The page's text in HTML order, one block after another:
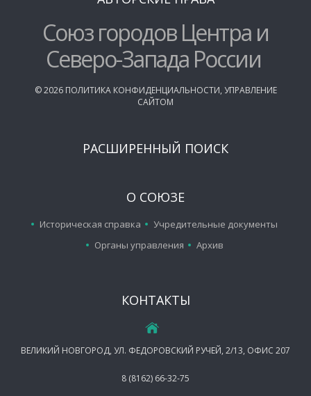
Союз городов Центра и
Северо-Запада России
©2026 ПОЛИТИКА КОНФИДЕНЦИАЛЬНОСТИ, УПРАВЛЕНИЕ
САЙТОМ
РАСШИРЕННЫЙ ПОИСК
О СОЮЗЕ
Историческая справка
Учредительные документы
Органы управления
Архив
КОНТАКТЫ
ВЕЛИКИЙ НОВГОРОД, УЛ. ФЕДОРОВСКИЙ РУЧЕЙ, 2/13, ОФИС 207
8 (8162) 66-32-75